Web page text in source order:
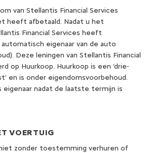
van Stellantis Financial Services
heeft afbetaald. Nadat u het
Financial Services heeft
eigenaar van de auto
Deze leningen van Stellantis Financial
op Huurkoop. Huurkoop is een ‘drie-
en is onder eigendomsvoorbehoud.
nadat de laatste termijn is
VOERTUIG
zonder toestemming verhuren of